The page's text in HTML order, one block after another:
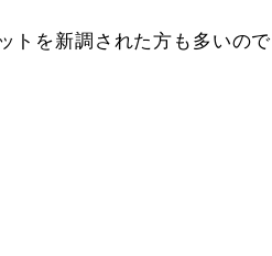
トを新調された方も多いので